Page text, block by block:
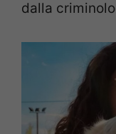
dalla